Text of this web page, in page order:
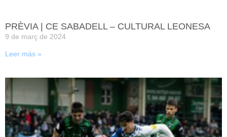
PRÈVIA | CE SABADELL – CULTURAL LEONESA
9 de març de 2024
Leer más »